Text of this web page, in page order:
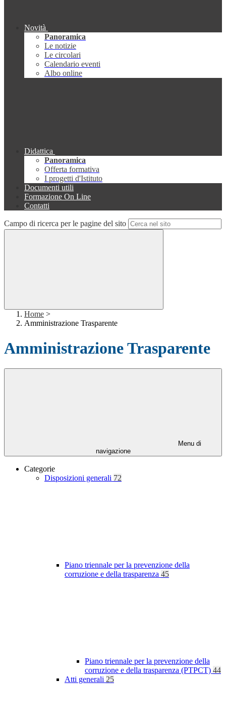
Novità
Panoramica
Le notizie
Le circolari
Calendario eventi
Albo online
Didattica
Panoramica
Offerta formativa
I progetti d'Istituto
Documenti utili
Formazione On Line
Contatti
Campo di ricerca per le pagine del sito
Home >
Amministrazione Trasparente
Amministrazione Trasparente
Menu di
navigazione
Categorie
Disposizioni generali 72
Piano triennale per la prevenzione della
corruzione e della trasparenza 45
Piano triennale per la prevenzione della
corruzione e della trasparenza (PTPCT) 44
Atti generali 25